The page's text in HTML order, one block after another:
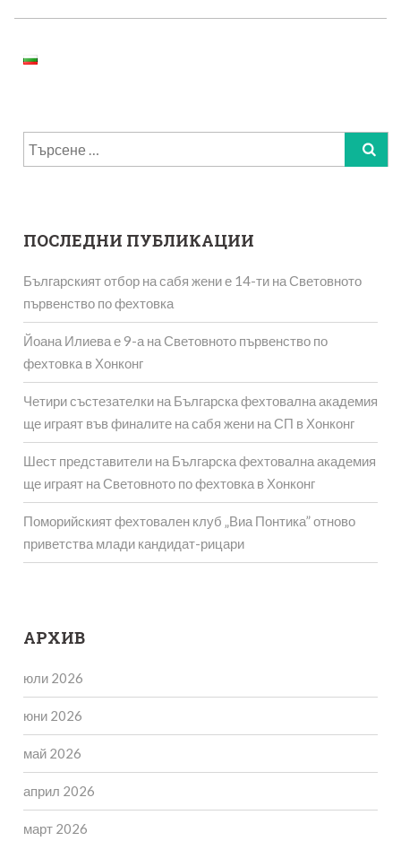
Navigation
Търсене
за:
ПОСЛЕДНИ ПУБЛИКАЦИИ
Българският отбор на сабя жени е 14-ти на Световното
първенство по фехтовка
Йоана Илиева е 9-а на Световното първенство по
фехтовка в Хонконг
Четири състезателки на Българска фехтовална академия
ще играят във финалите на сабя жени на СП в Хонконг
Шест представители на Българска фехтовална академия
ще играят на Световното по фехтовка в Хонконг
Поморийският фехтовален клуб „Виа Понтика” отново
приветства млади кандидат-рицари
АРХИВ
юли 2026
юни 2026
май 2026
април 2026
март 2026